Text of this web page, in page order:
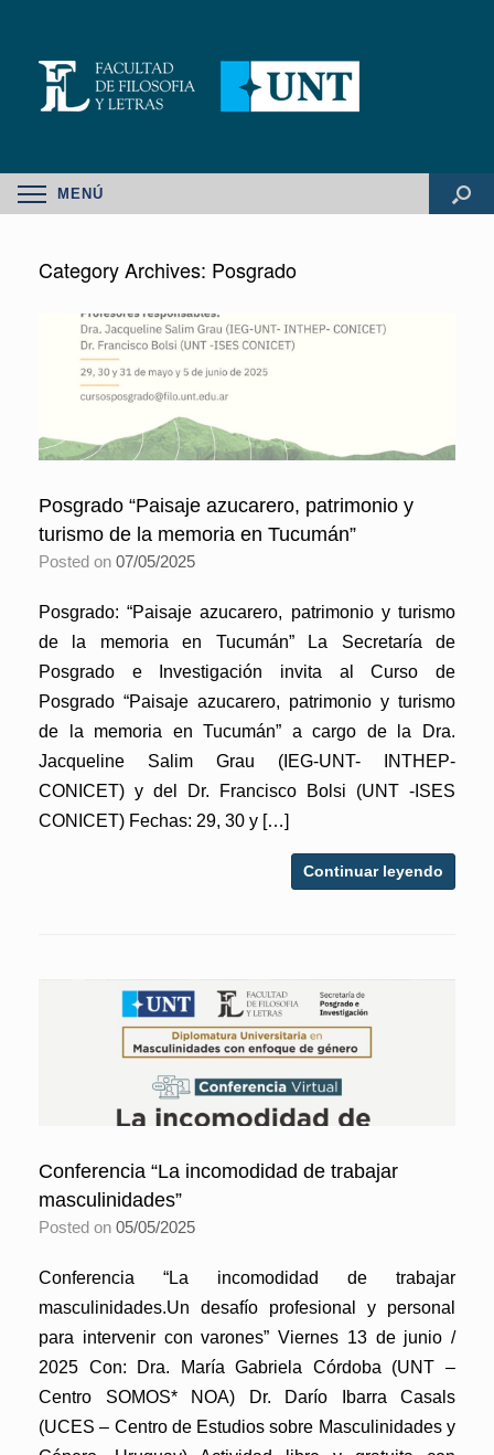
MENÚ
Category Archives: Posgrado
Posgrado “Paisaje azucarero, patrimonio y
turismo de la memoria en Tucumán”
Posted on 07/05/2025
Posgrado: “Paisaje azucarero, patrimonio y turismo
de la memoria en Tucumán” La Secretaría de
Posgrado e Investigación invita al Curso de
Posgrado “Paisaje azucarero, patrimonio y turismo
de la memoria en Tucumán” a cargo de la Dra.
Jacqueline Salim Grau (IEG-UNT- INTHEP-
CONICET) y del Dr. Francisco Bolsi (UNT -ISES
CONICET) Fechas: 29, 30 y […]
Continuar leyendo
Conferencia “La incomodidad de trabajar
masculinidades”
Posted on 05/05/2025
Conferencia “La incomodidad de trabajar
masculinidades.Un desafío profesional y personal
para intervenir con varones” Viernes 13 de junio /
2025 Con: Dra. María Gabriela Córdoba (UNT –
Centro SOMOS* NOA) Dr. Darío Ibarra Casals
(UCES – Centro de Estudios sobre Masculinidades y